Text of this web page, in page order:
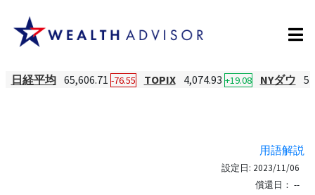
日経平均 65,606.71 -76.55 TOPIX 4,074.93 +19.08 NYダウ
用語解説
設定日: 2023/11/06
償還日： --